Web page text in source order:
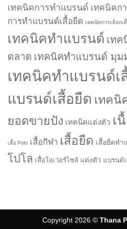
เทคนิคการทำแบรนด์ เทคนิคก
การทำแบรนด์เสื้อยืด เทคนิคการเลือกเ
เทคนิคทำแบรนด์ เท
ตลาด เทคนิคทำแบรนด์ มุม
เทคนิคทำแบรนด์เ
แบรนด์เสื้อยืด เทคนิ
ยอดขายปัง เทคนิคแต่งตัว เ
เสื้อ Polo เสื้อกีฬา เสื้อยืด เสื้อยืดทำ
โปโล เสื้อโอเวอร์ไซส์ แต่งตัว แบรนด์
Copyright 2026 © Thana